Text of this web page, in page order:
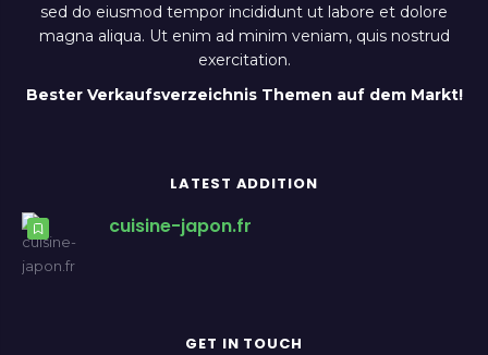
sed do eiusmod tempor incididunt ut labore et dolore
magna aliqua. Ut enim ad minim veniam, quis nostrud
exercitation.
Bester Verkaufsverzeichnis Themen auf dem Markt!
LATEST ADDITION
cuisine-japon.fr
GET IN TOUCH